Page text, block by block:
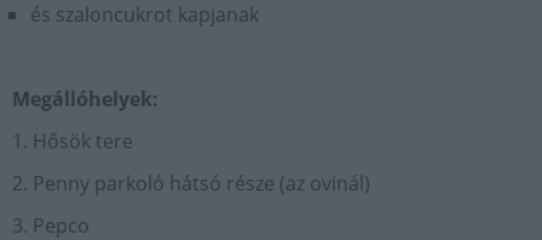
és szaloncukrot kapjanak
Megállóhelyek:
1. Hősök tere
2. Penny parkoló hátsó része (az ovinál)
3. Pepco